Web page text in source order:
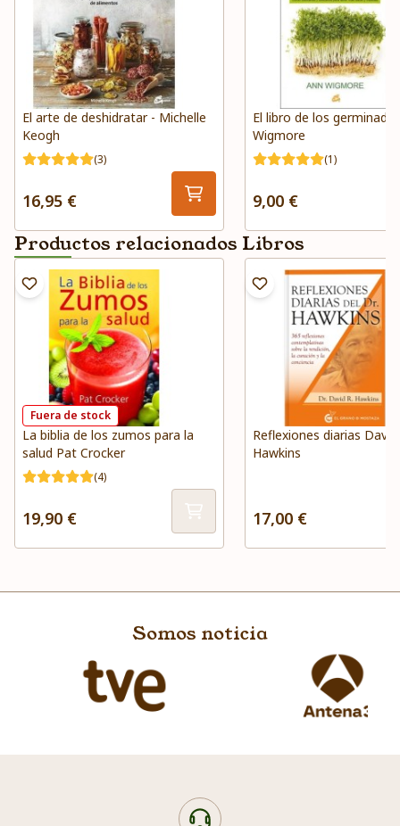
El arte de deshidratar - Michelle
Keogh
(3)
16,95 €
El libro de los
Wigmore
(1)
9,00 €
Productos relacionados Libros
Fuera de stock
La biblia de los zumos para la
salud Pat Crocker
(4)
19,90 €
Reflexiones diarias David
Hawkins
17,00 €
Somos noticia